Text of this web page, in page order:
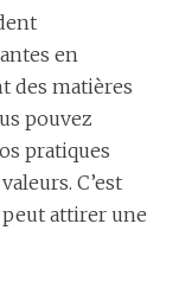
en
des matières
pouvez
pratiques
C’est
attirer une